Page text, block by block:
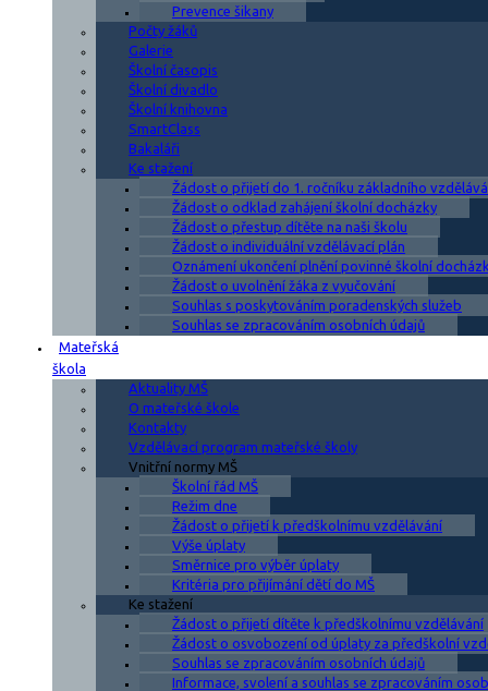
Prevence šikany
Počty žáků
Galerie
Školní časopis
Školní divadlo
Školní knihovna
SmartClass
Bakaláři
Ke stažení
Žádost o přijetí do 1. ročníku základního
Žádost o odklad zahájení školní docházky
Žádost o přestup dítěte na naši školu
Žádost o individuální vzdělávací plán
Oznámení ukončení plnění povinné školní
Žádost o uvolnění žáka z vyučování
Souhlas s poskytováním poradenských služeb
Souhlas se zpracováním osobních údajů
Mateřská
škola
Aktuality MŠ
O mateřské škole
Kontakty
Vzdělávací program mateřské školy
Vnitřní normy MŠ
Školní řád MŠ
Režim dne
Žádost o přijetí k předškolnímu vzdělávání
Výše úplaty
Směrnice pro výběr úplaty
Kritéria pro přijímání dětí do MŠ
Ke stažení
Žádost o přijetí dítěte k předškolnímu vzdělávání
Žádost o osvobození od úplaty za předškolní
Souhlas se zpracováním osobních údajů
Informace, svolení a souhlas se zpracováním